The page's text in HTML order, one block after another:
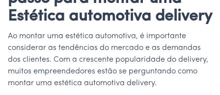
Estética automotiva delivery
Ao montar uma estética automotiva, é importante
considerar as tendências do mercado e as demandas
dos clientes. Com a crescente popularidade do delivery,
muitos empreendedores estão se perguntando como
montar uma estética automotiva delivery.